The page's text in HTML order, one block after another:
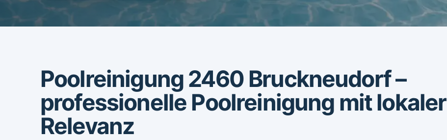
Poolreinigung 2460 Bruckneudorf –
professionelle Poolreinigung mit lokaler
Relevanz